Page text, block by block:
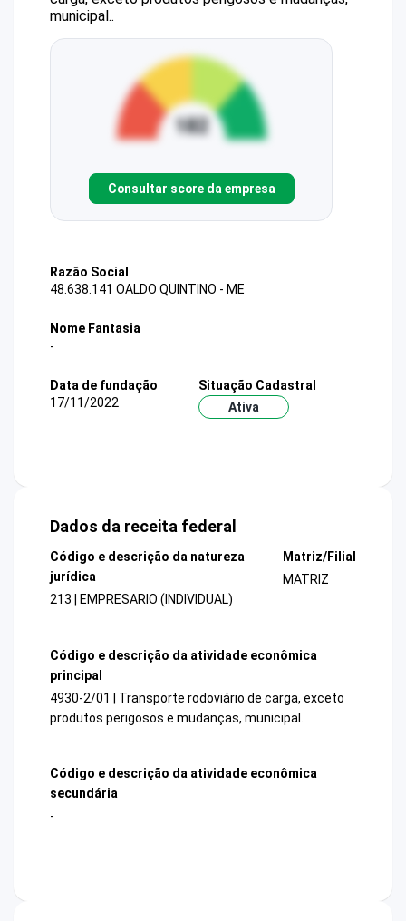
municipal..
Consultar score da empresa
Razão Social
48.638.141 OALDO QUINTINO - ME
Nome Fantasia
-
Data de fundação
17/11/2022
Situação Cadastral
Ativa
Dados da receita federal
Código e descrição da natureza
jurídica
213 | EMPRESARIO (INDIVIDUAL)
Matriz/Filial
MATRIZ
Código e descrição da atividade econômica
principal
4930-2/01 | Transporte rodoviário de carga, exceto
produtos perigosos e mudanças, municipal.
Código e descrição da atividade econômica
secundária
-